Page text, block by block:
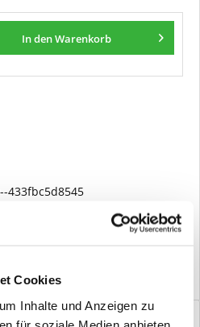
Cookies
Inhalte und Anzeigen zu
für soziale Medien anbieten
In denWarenkorb
433fbc5d8545